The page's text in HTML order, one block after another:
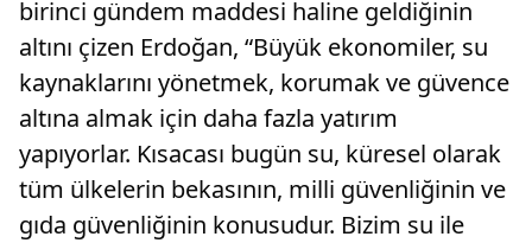
birinci gündem maddesi haline geldiğinin
altını çizen Erdoğan, “Büyük ekonomiler, su
kaynaklarını yönetmek, korumak ve güvence
altına almak için daha fazla yatırım
yapıyorlar. Kısacası bugün su, küresel olarak
tüm ülkelerin bekasının, milli güvenliğinin ve
gıda güvenliğinin konusudur. Bizim su ile